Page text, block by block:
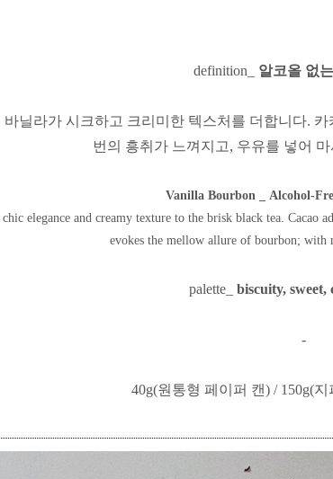
definition_ 알코올 없
닐라가 시크하고 크리미한 텍스처를 더합니다.
번의 흥취가 느껴지고, 우유를 넣어
Vanilla Bourbon
Alcohol-
elegance and creamy texture to the brisk black tea. Cacao
evokes the mellow allure of bourbon;
palette_ biscuity, sweet,
-
40g(원통형 페이퍼 캔) / 150g(